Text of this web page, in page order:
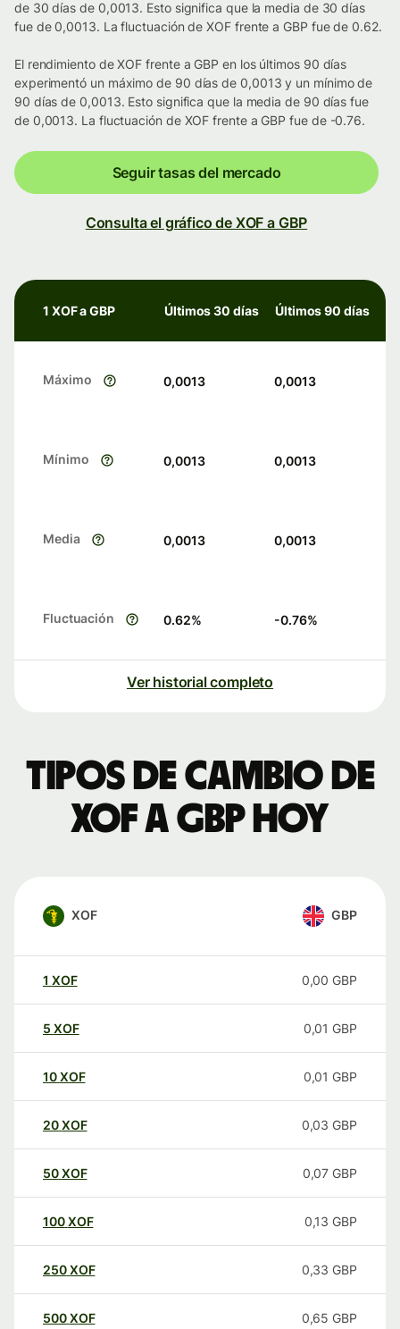
de 30 días de 0,0013. Esto significa que la media de 30 días
fue de 0,0013. La fluctuación de XOF frente a GBP fue de 0.62.
El rendimiento de XOF frente a GBP en los últimos 90 días
experimentó un máximo de 90 días de 0,0013 y un mínimo de
90 días de 0,0013. Esto significa que la media de 90 días fue
de 0,0013. La fluctuación de XOF frente a GBP fue de -0.76.
Seguir tasas del mercado
Consulta el gráfico de XOF a GBP
1 XOF a GBP Últimos 30 días Últimos 90 días
Máximo 0,0013 0,0013
Mínimo 0,0013 0,0013
Media 0,0013 0,0013
Fluctuación 0.62% -0.76%
Ver historial completo
Tipos de cambio de
XOF a GBP hoy
XOF GBP
1 XOF 0,00 GBP
5 XOF 0,01 GBP
10XOF 0,01 GBP
20XOF 0,03 GBP
50XOF 0,07 GBP
100XOF 0,13 GBP
250XOF 0,33 GBP
500XOF 0,65 GBP